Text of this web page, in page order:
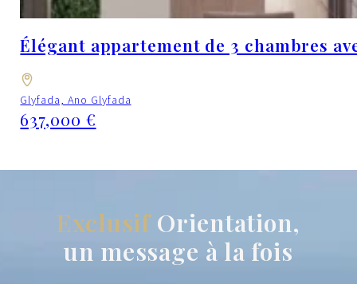
Élégant appartement de 3 chambres
Glyfada, Ano Glyfada
637,000 €
ExclusifOrientation,
un message à la fois